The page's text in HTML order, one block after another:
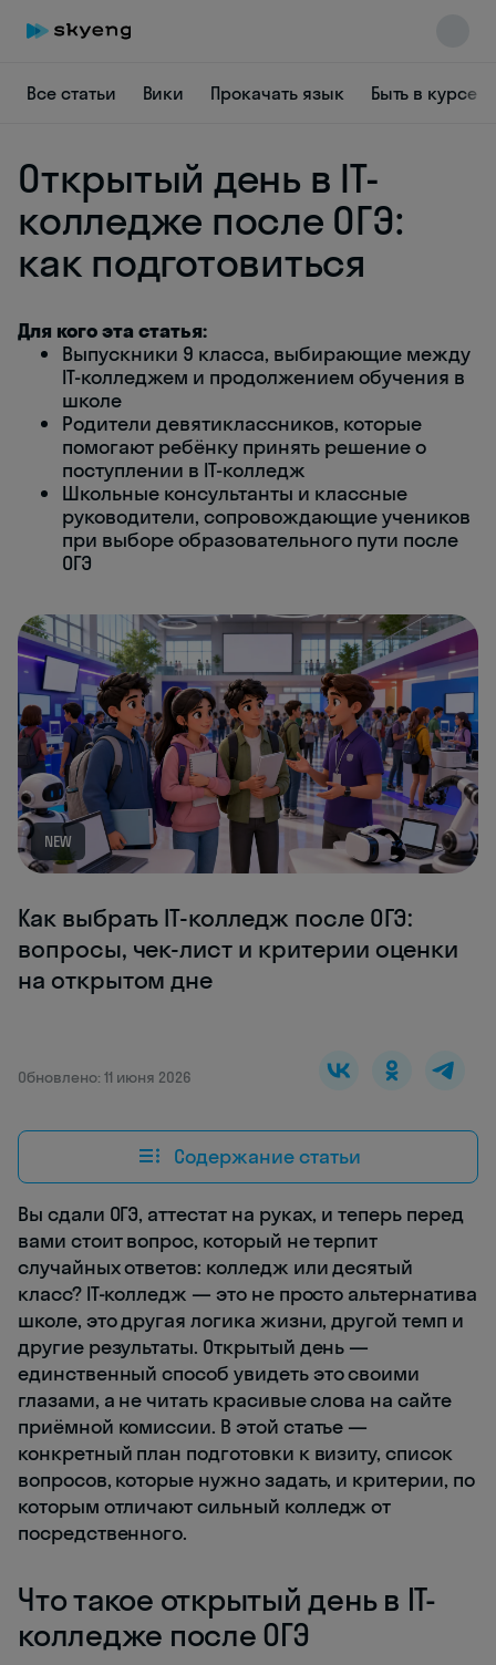
Все статьи Вики Прокачать язык Быть в курсе
Открытый день в IT-
колледже после ОГЭ:
как подготовиться
Для кого эта статья:
Выпускники 9 класса, выбирающие между
IT-колледжем и продолжением обучения в
школе
Родители девятиклассников, которые
помогают ребёнку принять решение о
поступлении в IT-колледж
Школьные консультанты и классные
руководители, сопровождающие учеников
при выборе образовательного пути после
ОГЭ
NEW
Как выбрать IT-колледж после ОГЭ:
вопросы, чек-лист и критерии оценки
на открытом дне
Обновлено: 11 июня 2026
Содержание статьи
Вы сдали ОГЭ, аттестат на руках, и теперь перед
вами стоит вопрос, который не терпит
случайных ответов: колледж или десятый
класс? IT-колледж — это не просто альтернатива
школе, это другая логика жизни, другой темп и
другие результаты. Открытый день —
единственный способ увидеть это своими
глазами, а не читать красивые слова на сайте
приёмной комиссии. В этой статье —
конкретный план подготовки к визиту, список
вопросов, которые нужно задать, и критерии, по
которым отличают сильный колледж от
посредственного.
Что такое открытый день в IT-
колледже после ОГЭ
Skyeng Chat